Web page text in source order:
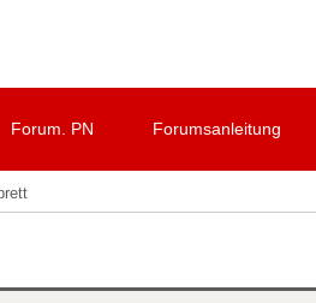
Forum. PN Forumsanleitung